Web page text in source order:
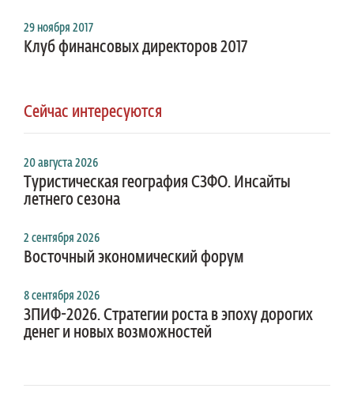
29 ноября 2017
Клуб финансовых директоров 2017
Сейчас интересуются
20 августа 2026
Туристическая география СЗФО. Инсайты
летнего сезона
2 сентября 2026
Восточный экономический форум
8 сентября 2026
ЗПИФ-2026. Стратегии роста в эпоху дорогих
денег и новых возможностей